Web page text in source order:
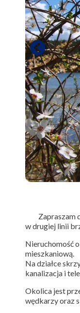
Zapraszam
w drugiej linii
Nieruchomość
mieszkaniową.
Na działce
kanalizacja i
Okolica jest
wędkarzy oraz